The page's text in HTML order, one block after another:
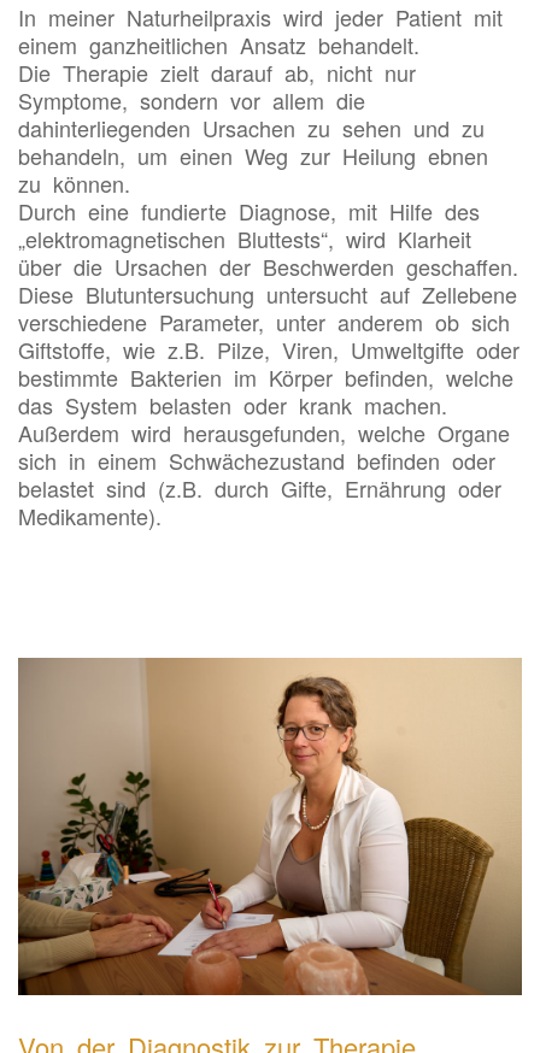
In meiner Naturheilpraxis wird jeder Patient mit
einem ganzheitlichen Ansatz behandelt.
Die Therapie zielt darauf ab, nicht nur
Symptome, sondern vor allem die
dahinterliegenden Ursachen zu sehen und zu
behandeln, um einen Weg zur Heilung ebnen
zu können.
Durch eine fundierte Diagnose, mit Hilfe des
„elektromagnetischen Bluttests“, wird Klarheit
über die Ursachen der Beschwerden geschaffen.
Diese Blutuntersuchung untersucht auf Zellebene
verschiedene Parameter, unter anderem ob sich
Giftstoffe, wie z.B. Pilze, Viren, Umweltgifte oder
bestimmte Bakterien im Körper befinden, welche
das System belasten oder krank machen.
Außerdem wird herausgefunden, welche Organe
sich in einem Schwächezustand befinden oder
belastet sind (z.B. durch Gifte, Ernährung oder
Medikamente).